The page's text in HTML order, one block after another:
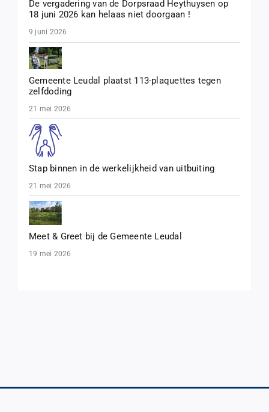
De vergadering van de Dorpsraad Heythuysen op
18 juni 2026 kan helaas niet doorgaan !
9 juni 2026
Gemeente Leudal plaatst 113-plaquettes tegen
zelfdoding
21 mei 2026
Stap binnen in de werkelijkheid van uitbuiting
21 mei 2026
Meet & Greet bij de Gemeente Leudal
19 mei 2026